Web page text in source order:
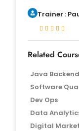
Trainer :
    
Related
Java
Software
Dev Ops
Data
Digital